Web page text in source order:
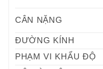
CÂN NẶNG
ĐƯỜNG KÍNH
PHẠM VI KHẨU ĐỘ